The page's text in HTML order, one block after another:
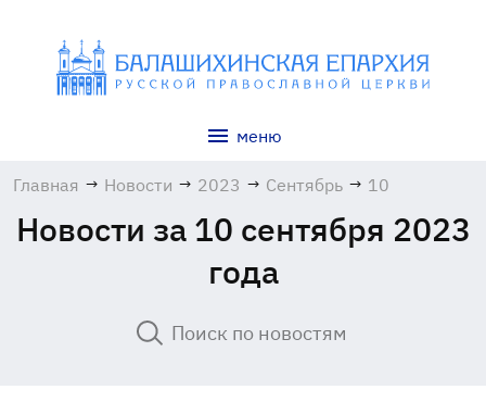
меню
Главная → Новости → 2023 → Сентябрь → 10
Новости за 10 сентября 2023
года